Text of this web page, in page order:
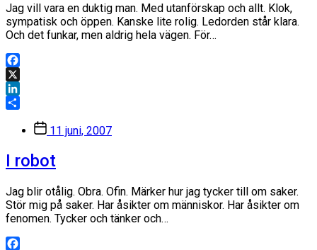
Jag vill vara en duktig man. Med utanförskap och allt. Klok,
sympatisk och öppen. Kanske lite rolig. Ledorden står klara.
Och det funkar, men aldrig hela vägen. För…
Facebook
X
LinkedIn
Inläggsdatum
11 juni, 2007
I robot
Jag blir otålig. Obra. Ofin. Märker hur jag tycker till om saker.
Stör mig på saker. Har åsikter om människor. Har åsikter om
fenomen. Tycker och tänker och…